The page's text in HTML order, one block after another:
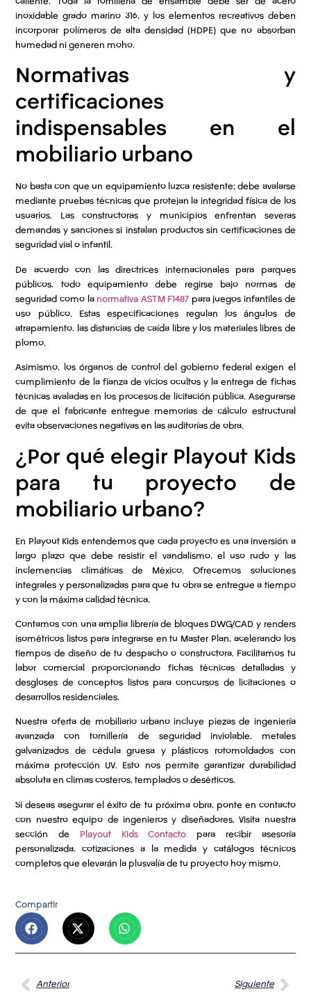
inoxidable grado marino 316, y los elementos recreativos deben
incorporar polímeros de alta densidad (HDPE) que no absorban
humedad ni generen moho.
Normativas y
certificaciones
indispensables en el
mobiliario urbano
No basta con que un equipamiento luzca resistente; debe avalarse
mediante pruebas técnicas que protejan la integridad física de los
usuarios. Las constructoras y municipios enfrentan severas
demandas y sanciones si instalan productos sin certificaciones de
seguridad vial o infantil.
De acuerdo con las directrices internacionales para parques
públicos, todo equipamiento debe regirse bajo normas de
seguridad como la normativa ASTM F1487 para juegos infantiles de
uso público. Estas especificaciones regulan los ángulos de
atrapamiento, las distancias de caída libre y los materiales libres de
plomo.
Asimismo, los órganos de control del gobierno federal exigen el
cumplimiento de la fianza de vicios ocultos y la entrega de fichas
técnicas avaladas en los procesos de licitación pública. Asegurarse
de que el fabricante entregue memorias de cálculo estructural
evita observaciones negativas en las auditorías de obra.
¿Por qué elegir Playout Kids
para tu proyecto de
mobiliario urbano?
En Playout Kids entendemos que cada proyecto es una inversión a
largo plazo que debe resistir el vandalismo, el uso rudo y las
inclemencias climáticas de México. Ofrecemos soluciones
integrales y personalizadas para que tu obra se entregue a tiempo
y con la máxima calidad técnica.
Contamos con una amplia librería de bloques DWG/CAD y renders
isométricos listos para integrarse en tu Master Plan, acelerando los
tiempos de diseño de tu despacho o constructora. Facilitamos tu
labor comercial proporcionando fichas técnicas detalladas y
desgloses de conceptos listos para concursos de licitaciones o
desarrollos residenciales.
Nuestra oferta de mobiliario urbano incluye piezas de ingeniería
avanzada con tornillería de seguridad inviolable, metales
galvanizados de cédula gruesa y plásticos rotomoldados con
máxima protección UV. Esto nos permite garantizar durabilidad
absoluta en climas costeros, templados o desérticos.
Si deseas asegurar el éxito de tu próxima obra, ponte en contacto
con nuestro equipo de ingenieros y diseñadores. Visita nuestra
sección de Playout Kids Contacto para recibir asesoría
personalizada, cotizaciones a la medida y catálogos técnicos
completos que elevarán la plusvalía de tu proyecto hoy mismo.
Compartir
Anterior Siguiente